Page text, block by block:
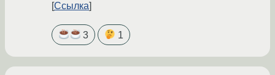
Ссылка
3 1